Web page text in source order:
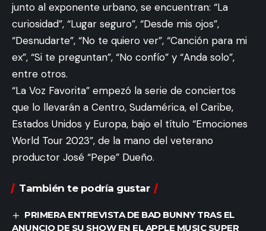
junto al exponente urbano, se encuentran: “La
curiosidad”, “Lugar seguro”, “Desde mis ojos”,
“Desnudarte”, “No te quiero ver”, “Canción para mi
ex”, “Si te preguntan”, “No confío” y “Anda solo”,
entre otros.
“La Voz Favorita” empezó la serie de conciertos
que lo llevarán a Centro, Sudamérica, el Caribe,
Estados Unidos y Europa, bajo el título “Emociones
World Tour 2023”, de la mano del veterano
productor José “Pepe” Dueño.
También te podría gustar
PRIMERA ENTREVISTA DE BAD BUNNY TRAS EL
ANUNCIO DE SU SHOW EN EL APPLE MUSIC SUPER